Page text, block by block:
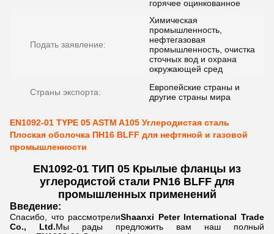
горячее оцинкованное
Подать заявление:
Химическая
промышленность,
нефтегазовая
промышленность, очистка
сточных вод и охрана
окружающей сред
Страны экспорта:
Европейские страны и
другие страны мира
EN1092-01 TYPE 05 ASTM A105 Углеродистая сталь
Плоская оболочка ПН16 BLFF для нефтяной и газовой
промышленности
EN1092-01 ТИП 05 Крылые фланцы из
углеродистой стали PN16 BLFF для
промышленных применений
Введение:
Спасибо, что рассмотрелиShaanxi Peter International Trade
Co., Ltd.Мы рады предложить вам наш полный